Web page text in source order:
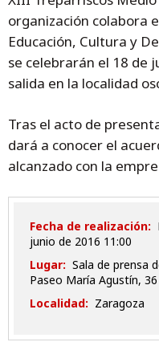
organización colabora
Educación, Cultura y
se celebrarán el 18 de
salida en la localidad
Tras el acto de
dará a conocer el
alcanzado con la
Fecha de realización:
junio de 2016 11:00
Lugar: Sala de prensa
Paseo María Agustín, 36
Localidad: Zaragoza